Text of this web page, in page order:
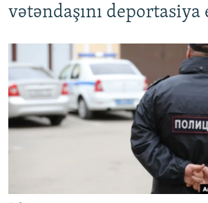
vətəndaşını